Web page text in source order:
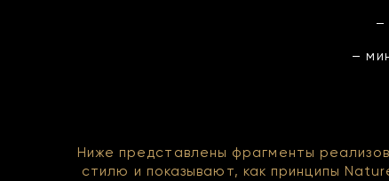
–
–
Ниже представлены фрагменты
стилю и показывают, как принципы